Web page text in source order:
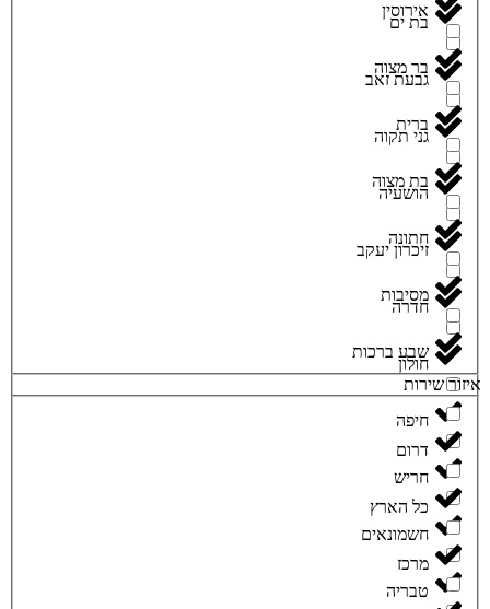
בת ים
גבעת זאב
גני תקוה
הושעיה
זיכרון יעקב
חדרה
חולון
חיפה
חריש
חשמונאים
טבריה
אירוסין
בר מצוה
ברית
בת מצוה
חתונה
מסיבות
שבע ברכות
איזור שירות
דרום
כל הארץ
מרכז